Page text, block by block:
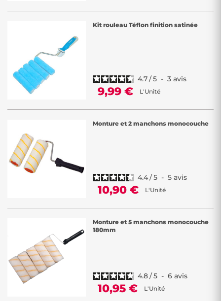
Kit rouleau Téflon finition satinée
4.7/5 - 3 avis
9,99 € L'Unité
Monture et 2 manchons monocouche
4.4/5 - 5 avis
10,90 € L'Unité
Monture et 5 manchons monocouche
180mm
4.8/5 - 6 avis
10,95 € L'Unité